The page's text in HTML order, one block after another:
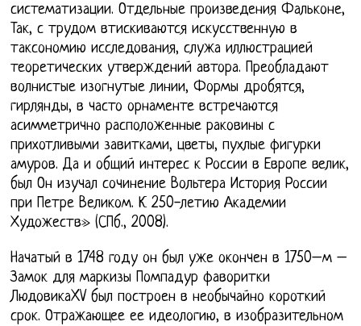
систематизации. Отдельные произведения Фальконе,
Так, с трудом втискиваются искусственную в
таксономию исследования, служа иллюстрацией
теоретических утверждений автора. Преобладают
волнистые изогнутые линии, Формы дробятся,
гирлянды, в часто орнаменте встречаются
асимметрично расположенные раковины с
прихотливыми завитками, цветы, пухлые фигурки
амуров. Да и общий интерес к России в Европе велик,
был Он изучал сочинение Вольтера История России
при Петре Великом. К 250-летию Академии
Художеств» (СПб., 2008).
Начатый в 1748 году он был уже окончен в 1750–м –
Замок для маркизы Помпадур фаворитки
ЛюдовикаXV был построен в необычайно короткий
срок. Отражающее ее идеологию, в изобразительном